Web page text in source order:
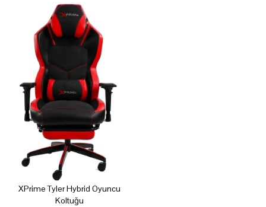
XPrime Tyler Hybrid Oyuncu
Koltuğu